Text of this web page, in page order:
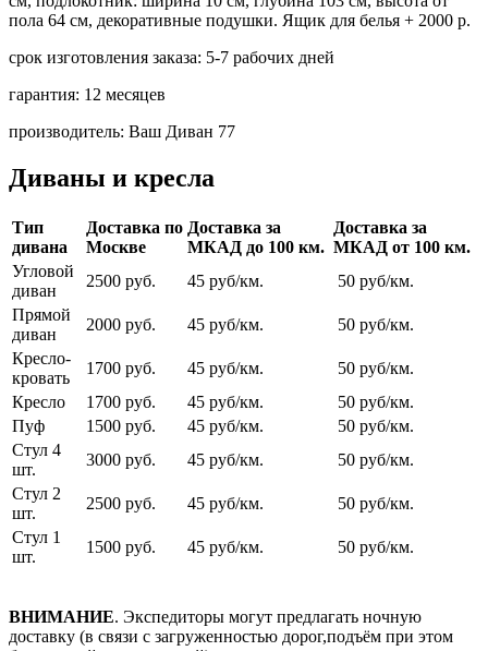
пола 64 см, декоративные подушки. Ящик для белья + 2000 р.
срок изготовления заказа: 5-7 рабочих дней
гарантия: 12 месяцев
производитель: Ваш Диван 77
Диваны и кресла
Тип
дивана
Доставка по
Москве
Доставка за
МКАД до 100 км.
Доставка за
МКАД от 100 км.
Угловой
диван
2500 руб. 45 руб/км.
50 руб/км.
Прямой
диван
2000 руб. 45 руб/км.
50 руб/км.
Кресло-
кровать
1700 руб. 45 руб/км.
50 руб/км.
Кресло
1700 руб. 45 руб/км.
50 руб/км.
Пуф
1500 руб. 45 руб/км.
50 руб/км.
Стул 4
шт.
3000 руб. 45 руб/км.
50 руб/км.
Стул 2
шт.
2500 руб. 45 руб/км.
50 руб/км.
Стул 1
шт.
1500 руб. 45 руб/км. 50 руб/км.
ВНИМАНИЕ. Экспедиторы могут предлагать ночную
доставку (в связи с загруженностью дорог,подъём при этом